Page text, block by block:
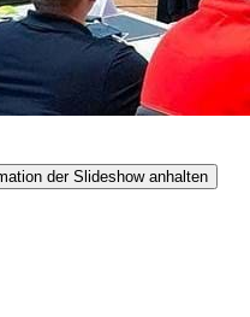
der Slideshow anhalten